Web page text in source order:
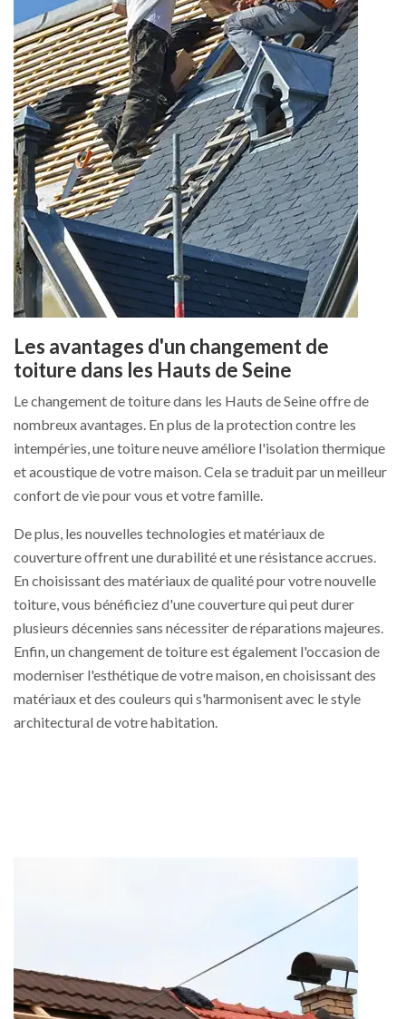
Les avantages d'un changement de
toiture dans les Hauts de Seine
Le changement de toiture dans les Hauts de Seine offre de
nombreux avantages. En plus de la protection contre les
intempéries, une toiture neuve améliore l'isolation thermique
et acoustique de votre maison. Cela se traduit par un meilleur
confort de vie pour vous et votre famille.
De plus, les nouvelles technologies et matériaux de
couverture offrent une durabilité et une résistance accrues.
En choisissant des matériaux de qualité pour votre nouvelle
toiture, vous bénéficiez d'une couverture qui peut durer
plusieurs décennies sans nécessiter de réparations majeures.
Enfin, un changement de toiture est également l'occasion de
moderniser l'esthétique de votre maison, en choisissant des
matériaux et des couleurs qui s'harmonisent avec le style
architectural de votre habitation.